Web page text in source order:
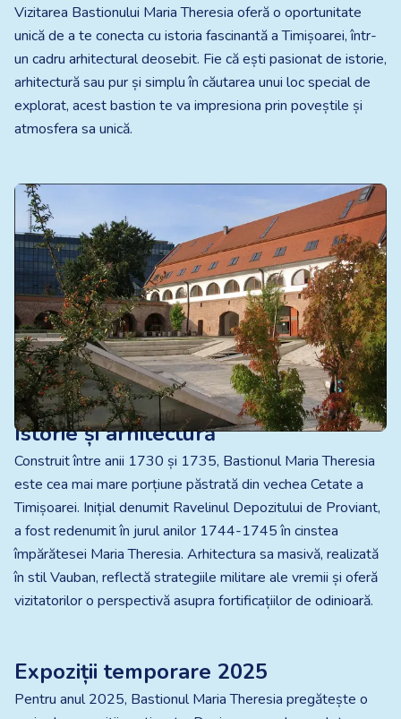
Vizitarea Bastionului Maria Theresia oferă o oportunitate
unică de a te conecta cu istoria fascinantă a Timișoarei, într-
un cadru arhitectural deosebit. Fie că ești pasionat de istorie,
arhitectură sau pur și simplu în căutarea unui loc special de
explorat, acest bastion te va impresiona prin poveștile și
atmosfera sa unică.
Istorie și arhitectură
Construit între anii 1730 și 1735, Bastionul Maria Theresia
este cea mai mare porțiune păstrată din vechea Cetate a
Timișoarei. Inițial denumit Ravelinul Depozitului de Proviant,
a fost redenumit în jurul anilor 1744-1745 în cinstea
împărătesei Maria Theresia. Arhitectura sa masivă, realizată
în stil Vauban, reflectă strategiile militare ale vremii și oferă
vizitatorilor o perspectivă asupra fortificațiilor de odinioară.​
Expoziții temporare 2025
Pentru anul 2025, Bastionul Maria Theresia pregătește o